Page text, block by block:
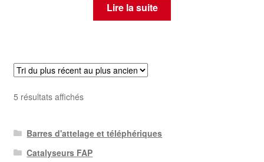
Lire la suite
5 résultats affichésTrié
récent
au
Barres d'attelage et téléphériques
Catalyseurs FAP